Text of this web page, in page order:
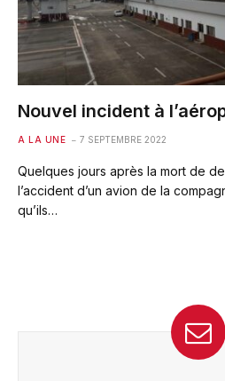
Nouvel incident à
A LA UNE 7 SEPTEMBRE 2022
Quelques jours après la mort de
l’accident d’un avion de la
qu’ils…